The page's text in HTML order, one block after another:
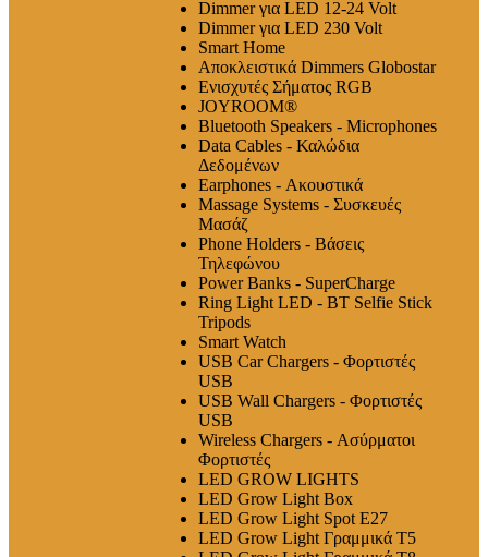
Dimmer για LED 12-24 Volt
Dimmer για LED 230 Volt
Smart Home
Αποκλειστικά Dimmers Globostar
Ενισχυτές Σήματος RGB
JOYROOM®
Bluetooth Speakers - Microphones
Data Cables - Καλώδια
Δεδομένων
Earphones - Ακουστικά
Massage Systems - Συσκευές
Μασάζ
Phone Holders - Βάσεις
Τηλεφώνου
Power Banks - SuperCharge
Ring Light LED - BT Selfie Stick
Tripods
Smart Watch
USB Car Chargers - Φορτιστές
USB
USB Wall Chargers - Φορτιστές
USB
Wireless Chargers - Ασύρματοι
Φορτιστές
LED GROW LIGHTS
LED Grow Light Box
LED Grow Light Spot E27
LED Grow Light Γραμμικά T5